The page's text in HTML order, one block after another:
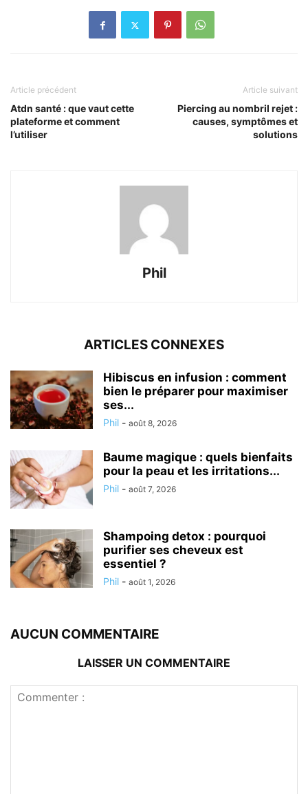
Article précédent
Atdn santé : que vaut cette
plateforme et comment
l’utiliser
Article suivant
Piercing au nombril rejet :
causes, symptômes et
solutions
Phil
ARTICLES CONNEXES
Hibiscus en infusion : comment
bien le préparer pour maximiser
ses...
Phil - août 8, 2026
Baume magique : quels bienfaits
pour la peau et les irritations...
Phil - août 7, 2026
Shampoing detox : pourquoi
purifier ses cheveux est
essentiel ?
Phil - août 1, 2026
AUCUN COMMENTAIRE
LAISSER UN COMMENTAIRE